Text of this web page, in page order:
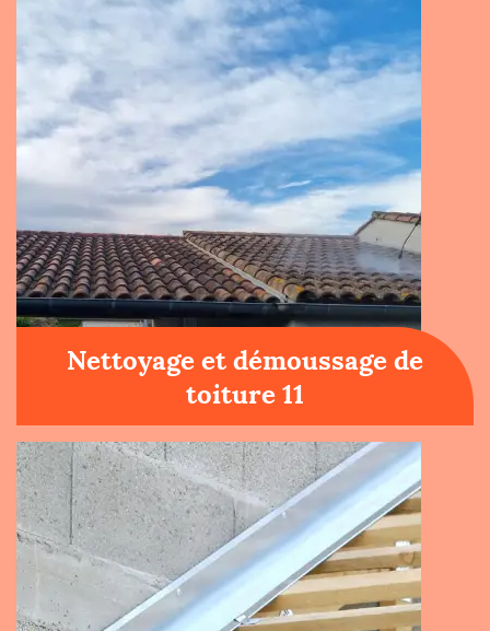
Nettoyage et démoussage de
toiture 11